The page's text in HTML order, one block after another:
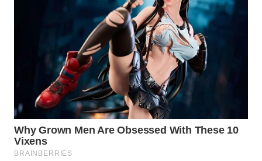
MARTABAT
WATCH
MKLI